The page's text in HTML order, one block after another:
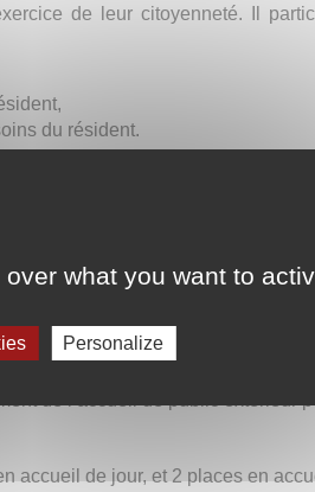
de leur citoyenneté. Il
du résident.
informatique, arts
de maintenir et de
qui seront inscrits dans leurs
les temps de loisirs et
bowling, visites, shopping,
offre un jardin ombragé et un
de l’accueil de public extérieur
accueil de jour, et 2 places en
what you want to
Personalize